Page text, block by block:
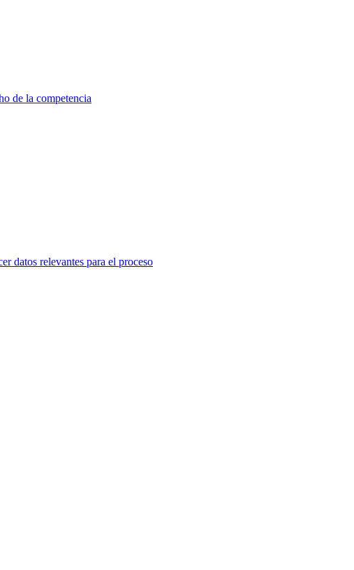
de la competencia
datos relevantes para el proceso